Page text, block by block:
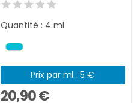
Quantité : 4 ml
Prix par ml : 5 €
20,90 €